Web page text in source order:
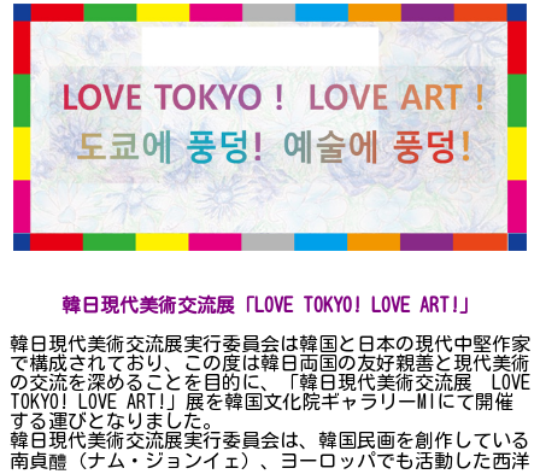
韓日現代美術交流展「LOVE TOKYO! LOVE ART!」
韓日現代美術交流展実行委員会は韓国と日本の現代中堅作家
で構成されており、この度は韓日両国の友好親善と現代美術
の交流を深めることを目的に、「韓日現代美術交流展 LOVE
TOKYO! LOVE ART!」展を韓国文化院ギャラリーMIにて開催
する運びとなりました。
韓日現代美術交流展実行委員会は、韓国民画を創作している
南貞醴（ナム・ジョンイェ）、ヨーロッパでも活動した西洋